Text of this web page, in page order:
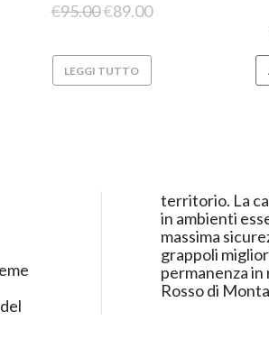
€95.00€89.00
LEGGI TUTTO
territorio. La cantina è situata presso il centro aziendale delle Ragnaie,
in ambienti
massima
grappoli
permanenza in
Rosso di